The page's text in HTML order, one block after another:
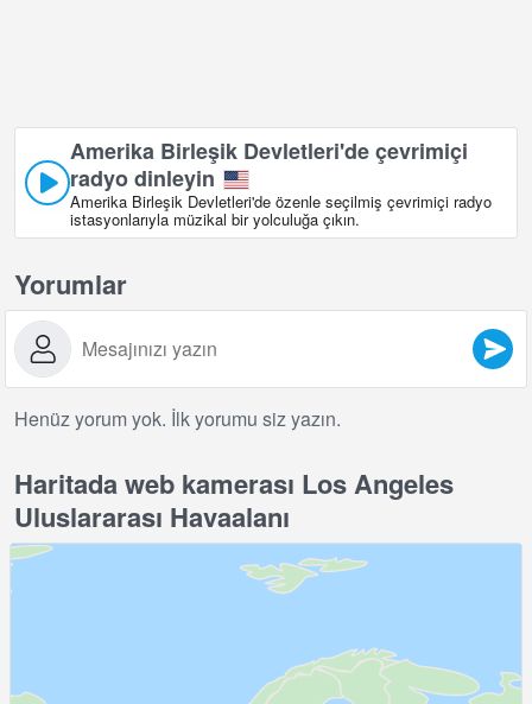
Amerika Birleşik Devletleri'de çevrimiçi
radyo dinleyin
Amerika Birleşik Devletleri'de özenle seçilmiş çevrimiçi radyo
istasyonlarıyla müzikal bir yolculuğa çıkın.
Yorumlar
Henüz yorum yok. İlk yorumu siz yazın.
Haritada web kamerası Los Angeles
Uluslararası Havaalanı